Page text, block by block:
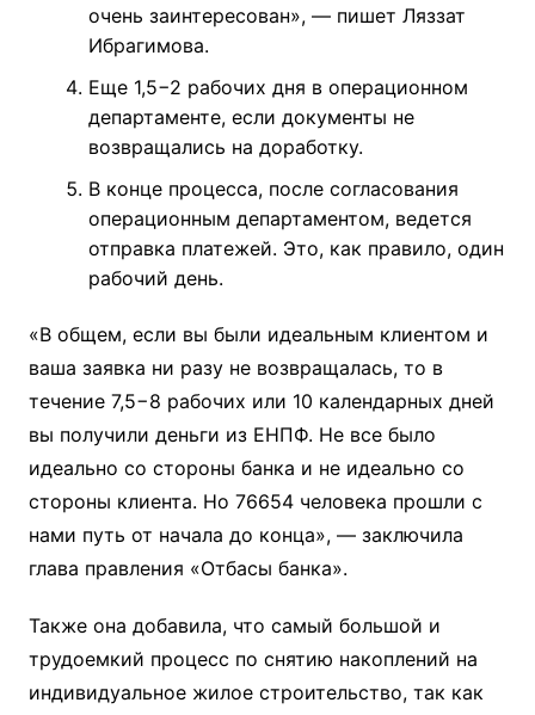
очень заинтересован», — пишет Ляззат
Ибрагимова.
Еще 1,5−2 рабочих дня в операционном
департаменте, если документы не
возвращались на доработку.
В конце процесса, после согласования
операционным департаментом, ведется
отправка платежей. Это, как правило, один
рабочий день.
«В общем, если вы были идеальным клиентом и
ваша заявка ни разу не возвращалась, то в
течение 7,5−8 рабочих или 10 календарных дней
вы получили деньги из ЕНПФ. Не все было
идеально со стороны банка и не идеально со
стороны клиента. Но 76654 человека прошли с
нами путь от начала до конца», — заключила
глава правления «Отбасы банка».
Также она добавила, что самый большой и
трудоемкий процесс по снятию накоплений на
индивидуальное жилое строительство, так как